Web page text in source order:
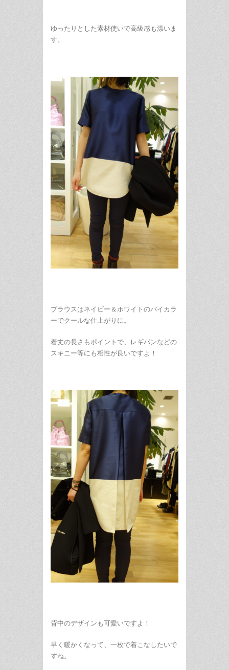
ゆったりとした素材使いで高級感も漂いま
す。
ブラウスはネイビー＆ホワイトのバイカラ
ーでクールな仕上がりに。
着丈の長さもポイントで、レギパンなどの
スキニー等にも相性が良いですよ！
背中のデザインも可愛いですよ！
早く暖かくなって、一枚で着こなしたいで
すね。